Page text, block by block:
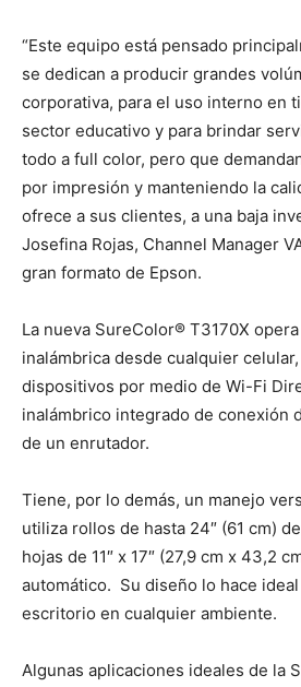
“Este equipo está pensado
se dedican a producir grandes
corporativa, para el uso interno en
sector educativo y para brindar
todo a full color, pero que
por impresión y manteniendo la
ofrece a sus clientes, a una baja
Josefina Rojas, Channel Manager
gran formato de Epson.
La nueva SureColor® T3170X
inalámbrica desde cualquier
dispositivos por medio de Wi-Fi
inalámbrico integrado de conexión
de un enrutador.
Tiene, por lo demás, un manejo
utiliza rollos de hasta 24″ (61 cm)
hojas de 11″ x 17″ (27,9 cm x 43,2
automático. Su diseño lo hace
escritorio en cualquier ambiente.
Algunas aplicaciones ideales de la